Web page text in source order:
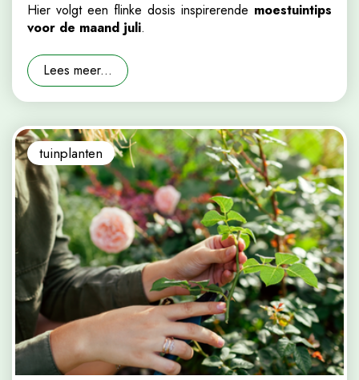
Hier volgt een flinke dosis inspirerende moestuintips
voor de maand juli.
Lees meer...
tuinplanten